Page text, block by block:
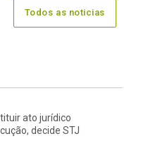
Todos as noticias
ato jurídico
decide STJ